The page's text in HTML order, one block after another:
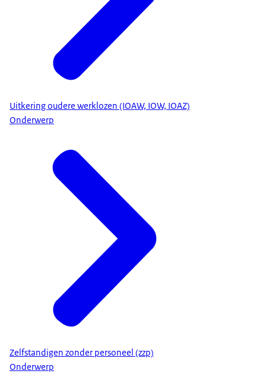
Uitkering oudere werklozen (IOAW, IOW, IOAZ)
Onderwerp
Zelfstandigen zonder personeel (zzp)
Onderwerp